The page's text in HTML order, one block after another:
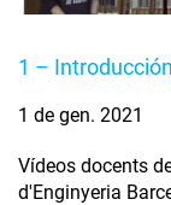
1 –
1 de gen. 2021
Vídeos docents
d'Enginyeria